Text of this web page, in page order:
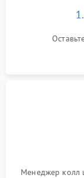
Менеджер колл